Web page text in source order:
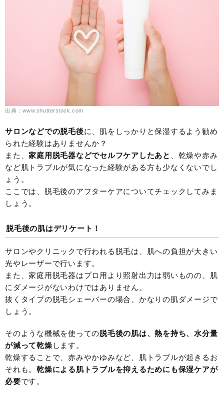
出典：www.shutterstock.com
サロンなどでの脱毛後に、肌をしっかりと保湿するよう勧め
られた経験はありませんか？
また、家庭用脱毛器などでセルフケアしたあと
、乾燥や赤み
など肌トラブルが気になった経験がある方も少なくないでし
ょう。
ここでは、脱毛後のアフターケアについてチェックしてみま
しょう。
脱毛後の肌はデリケート！
サロンやクリニックで行われる脱毛は、肌への負担が大きい
光やレーザーで行います。
また、家庭用脱毛器はプロ用より照射出力は弱いものの、肌
にダメージがないわけではありません。
抜くタイプの脱毛シェーバーの場合、かなりの肌ダメージで
しょう。
そのような機械を使っての脱毛後の肌は、熱を持ち、水分量
が減って乾燥 します。
乾燥することで、赤みやかゆみなど、肌トラブルが起きるお
それも。 乾燥による肌トラブルを抑えるためにも保湿ケアが
必要です。